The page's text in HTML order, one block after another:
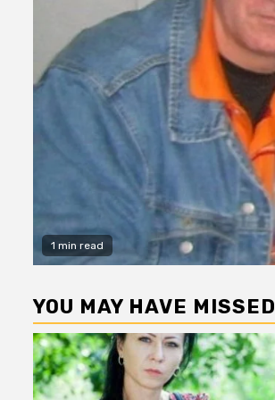
1 min read
YOU MAY HAVE MISSED